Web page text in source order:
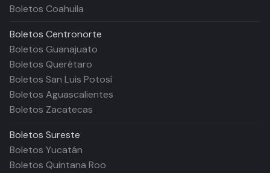
Boletos Coahuila
Boletos Centronorte
Boletos Guanajuato
Boletos Querétaro
Boletos San Luis Potosí
Boletos Aguascalientes
Boletos Zacatecas
Boletos Sureste
Boletos Yucatán
Boletos Quintana Roo